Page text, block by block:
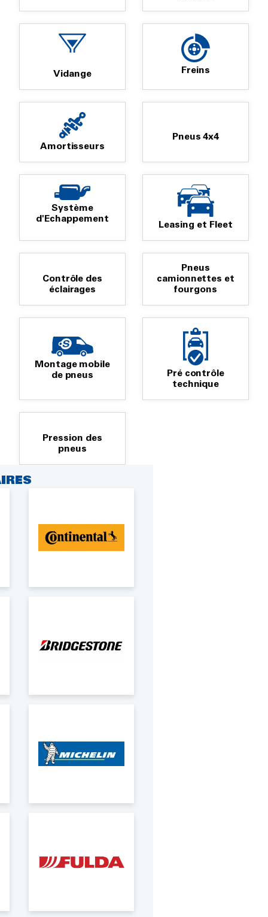
Vidange Freins
Amortisseurs
Pneus 4x4
Système
d'Echappement
Leasing et Fleet
Contrôle des
éclairages
Pneus
camionnettes et
fourgons
Montage mobile
de pneus
Pré contrôle
technique
Pression des
pneus